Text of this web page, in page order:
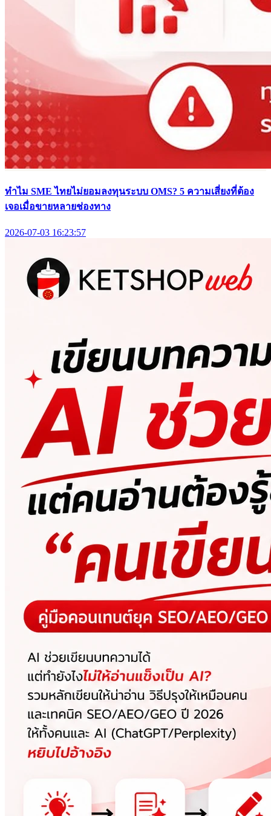
ทำไม SME ไทยไม่ยอมลงทุนระบบ OMS? 5 ความเสี่ยงที่ต้อง
เจอเมื่อขายหลายช่องทาง
2026-07-03 16:23:57